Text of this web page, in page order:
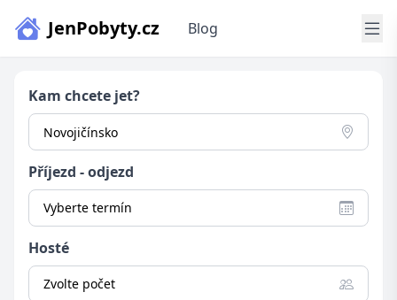
JenPobyty.cz Blog
Kam chcete jet?
Příjezd - odjezd
Vyberte termín
Hosté
Zvolte počet